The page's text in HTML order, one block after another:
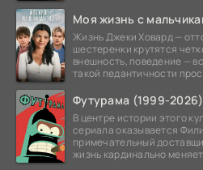
Моя жизнь с
Жизнь Джеки Ховард —
шестеренки крутятся
внешность, поведение —
такой педантичности
Футурама (1999-2026)
В центре истории этого
сериала оказывается
примечательный
жизнь кардинально